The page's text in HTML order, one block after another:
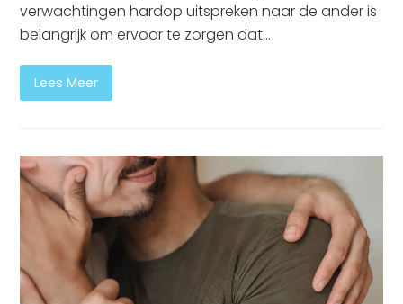
verwachtingen hardop uitspreken naar de ander is
belangrijk om ervoor te zorgen dat…
Lees Meer